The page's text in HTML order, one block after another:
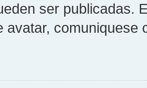
ser publicadas.
avatar, comuniquese